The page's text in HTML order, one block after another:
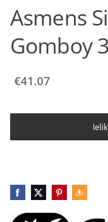
Asmens
Gomboy
€41.07